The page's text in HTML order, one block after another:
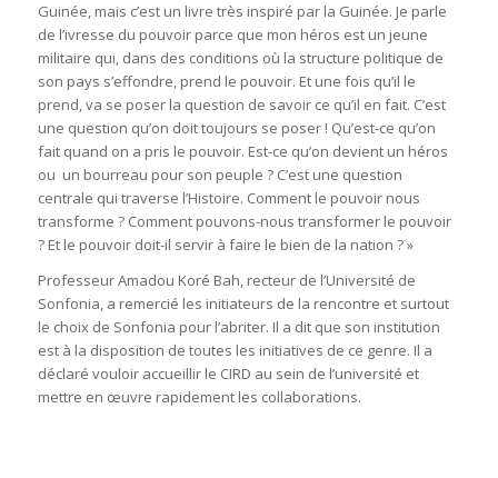
Guinée, mais c’est un livre très inspiré par la Guinée. Je parle
de l’ivresse du pouvoir parce que mon héros est un jeune
militaire qui, dans des conditions où la structure politique de
son pays s’effondre, prend le pouvoir. Et une fois qu’il le
prend, va se poser la question de savoir ce qu’il en fait. C’est
une question qu’on doit toujours se poser ! Qu’est-ce qu’on
fait quand on a pris le pouvoir. Est-ce qu’on devient un héros
ou un bourreau pour son peuple ? C’est une question
centrale qui traverse l’Histoire. Comment le pouvoir nous
transforme ? Comment pouvons-nous transformer le pouvoir
? Et le pouvoir doit-il servir à faire le bien de la nation ? »
Professeur Amadou Koré Bah, recteur de l’Université de
Sonfonia, a remercié les initiateurs de la rencontre et surtout
le choix de Sonfonia pour l’abriter. Il a dit que son institution
est à la disposition de toutes les initiatives de ce genre. Il a
déclaré vouloir accueillir le CIRD au sein de l’université et
mettre en œuvre rapidement les collaborations.